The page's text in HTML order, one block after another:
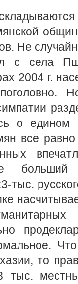
Не
с села
2004 г.
о едином
все
тыс.
Что
то
тыс.